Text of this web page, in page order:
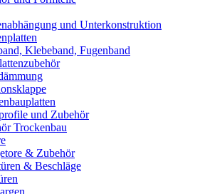
und Unterkonstruktion
Klebeband, Fugenband
und Zubehör
Trockenbau
& Zubehör
& Beschläge